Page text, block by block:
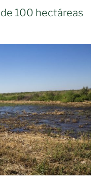
100 hectáreas